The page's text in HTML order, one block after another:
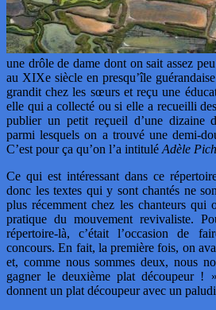
une drôle de dame dont on sait assez
au XIXe siècle en presqu’île
grandit chez les sœurs et reçu une
elle qui a collecté ou si elle a recueilli
publier un petit reçueil d’une dizaine
parmi lesquels on a trouvé une demi-
C’est pour ça qu’on l’a intitulé Adèle
Ce qui est intéressant dans ce
donc les textes qui y sont chantés ne
plus récemment chez les chanteurs qui
pratique du mouvement revivaliste.
répertoire-là, c’était l’occasion de
concours. En fait, la première fois, on
et, comme nous sommes deux, nous
gagner le deuxième plat découpeur !
donnent un plat découpeur avec un